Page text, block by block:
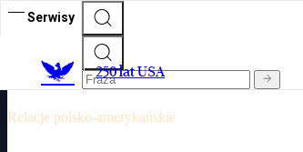
Serwisy
250 lat USA
250 urodziny USA
Relacje polsko-amerykańskie